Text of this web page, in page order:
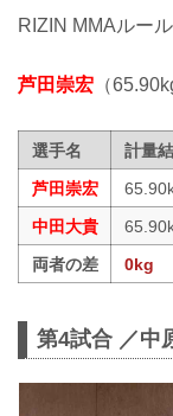
RIZIN MMAルー
芦田崇宏 （
選手名 計量
芦田崇宏
中田大貴
両者の差
0kg
第4試合 ／中